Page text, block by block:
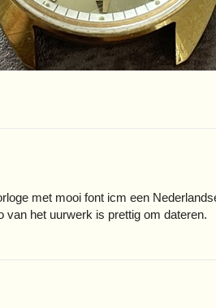
met mooi font icm een
van het uurwerk is prettig om dateren.